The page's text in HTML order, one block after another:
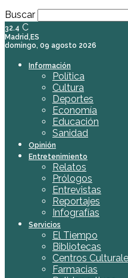
Buscar
32.4 C
Madrid,ES
domingo, 09 agosto 2026
Información
Política
Cultura
Deportes
Economía
Educación
Sanidad
Opinión
Entretenimiento
Relatos
Prólogos
Entrevistas
Reportajes
Infografías
Servicios
El Tiempo
Bibliotecas
Centros
Farmacias